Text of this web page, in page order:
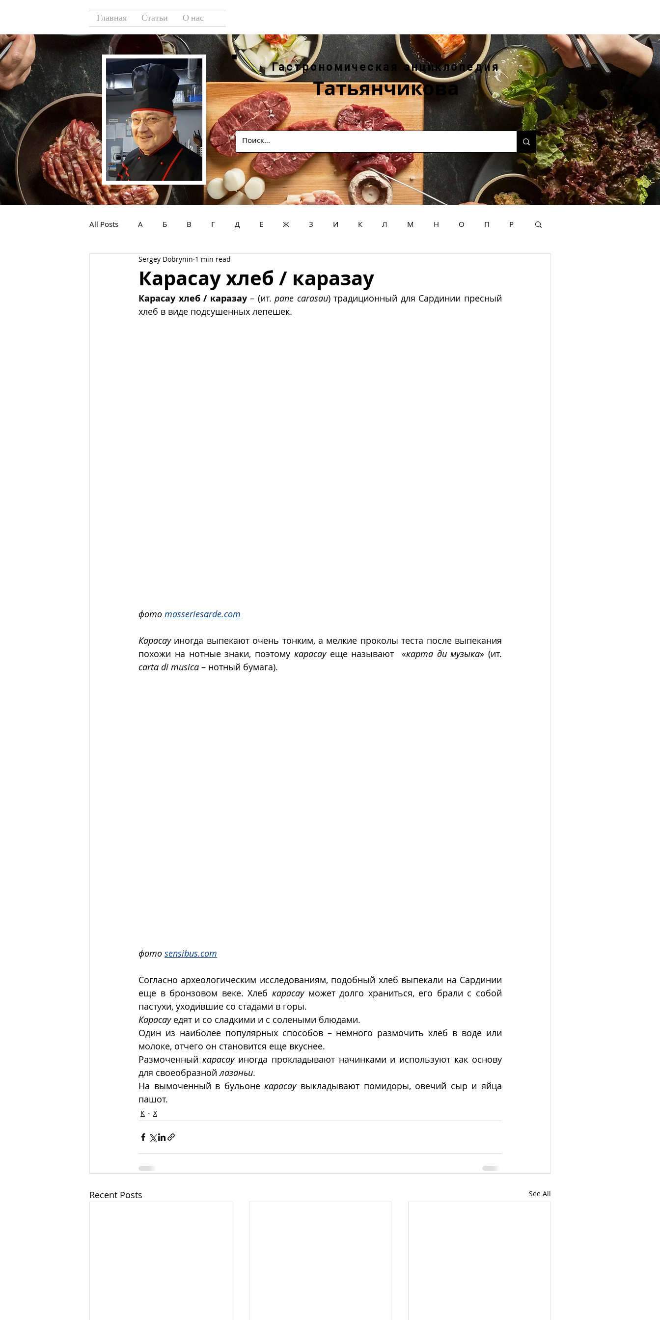
Главная Статьи О нас
Гастрономическая энциклопедия
Татьянчикова
All Posts А Б В Г Д Е Ж З И К Л М Н О П Р
У Ф Х
Карасау хлеб / каразау
Sergey Dobrynin 1 min read
Карасау хлеб / каразау – (ит. pane carasau) традиционный для Сардинии пресный
хлеб в виде подсушенных лепешек.
фото masseriesarde.com
Карасау иногда выпекают очень тонким, а мелкие проколы теста после выпекания
похожи на нотные знаки, поэтому карасау еще называют  «карта ди музыка
carta di musica – нотный бумага).
фото sensibus.com
Согласно археологическим исследованиям, подобный хлеб выпекали на Сардинии
еще в бронзовом веке. Хлеб карасау может долго храниться, его брали с собой
пастухи, уходившие со стадами в горы.
Карасау едят и со сладкими и с солеными блюдами.
Один из наиболее популярных способов – немного размочить хлеб в воде или
молоке, отчего он становится еще вкуснее.
Размоченный карасау иногда прокладывают начинками и используют как основу
для своеобразной лазаньи.
На вымоченный в бульоне карасау выкладывают помидоры, овечий сыр и яйца
пашот.
К Х
Recent Posts See All